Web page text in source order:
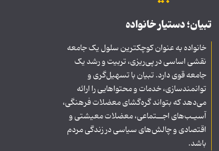
تبیان؛ دستیار خانواده
خانواده به عنوان کوچکترین سلول یک جامعه
نقشی اساسی در پی‌ریزی، تربیت و رشد یک
جامعه قوی دارد. تبیان با تسهیل‌گری و
توانمندسازی، خدمات و محتواهایی را ارائه
می‌دهد که بتواند گره‌گشای معضلات فرهنگی،
آسیـب‌های اجــتماعی، معضلات معیشتی و
اقتصادی و چالش‌های سیاسی در زندگی مردم
باشد.